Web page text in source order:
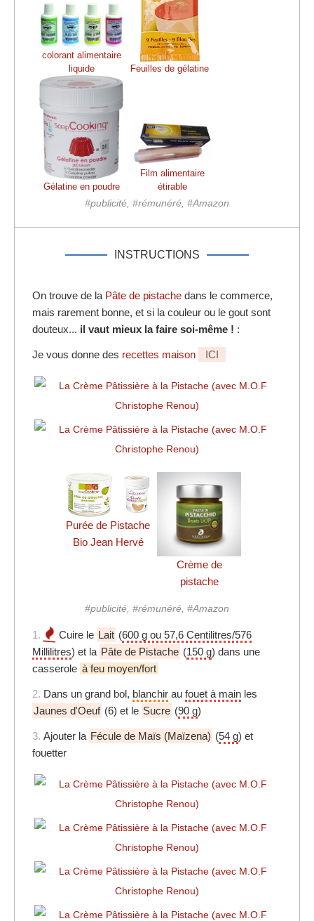
colorant alimentaire
liquide
Feuilles de gélatine
Gélatine en poudre
Film alimentaire
étirable
#publicité, #rémunéré, #Amazon
INSTRUCTIONS
On trouve de la Pâte de pistache dans le commerce,
mais rarement bonne, et si la couleur ou le gout sont
douteux... il vaut mieux la faire soi-même ! :
Je vous donne des recettes maison ICI
Purée de Pistache
Bio Jean Hervé
Crème de
pistache
#publicité, #rémunéré, #Amazon
1. Cuire le Lait (600 g ou 57,6 Centilitres/576
Millilitres) et la Pâte de Pistache (150 g) dans une
casserole à feu moyen/fort
2. Dans un grand bol, blanchir au fouet à main les
Jaunes d'Oeuf (6) et le Sucre (90 g)
3. Ajouter la Fécule de Maïs (Maïzena) (54 g) et
fouetter